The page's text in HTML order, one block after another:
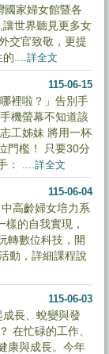
家婦女館暨各
世界聽見更多女
交官致敬，更提
的....詳全文
115-06-15
裡啦？」告別手
機螢幕不知道該
工姊妹 將用一杯
門檻！ 只要30分
： ....詳全文
115-06-04
高齡婦女培力系
的自我實現，
轉數位科技，開
動，詳細課程說
115-06-03
長、蛻變與發
在忙碌的工作、
康與成長。今年